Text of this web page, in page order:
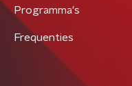
Programma's
Frequenties